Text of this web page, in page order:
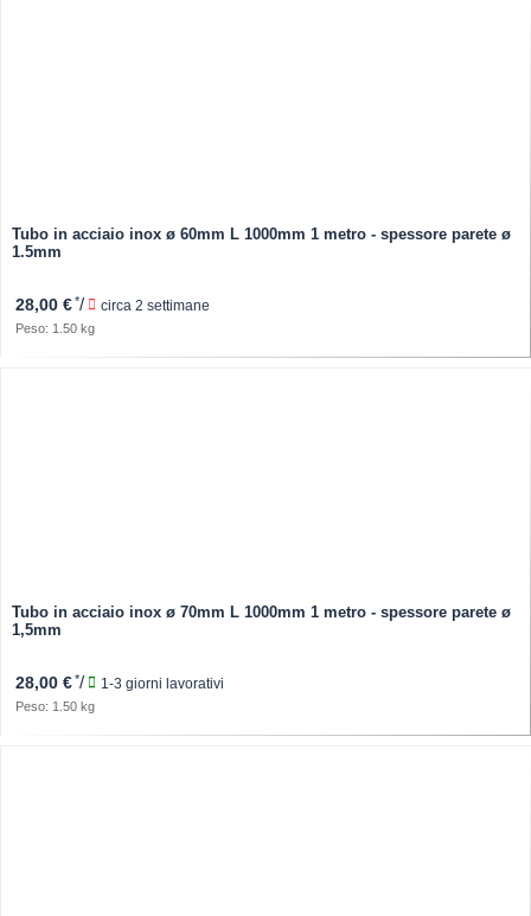
Tubo in acciaio inox ø 60mm L 1000mm 1 metro - spessore parete ø
1.5mm
28,00 €*/ circa 2 settimane
Peso: 1.50 kg
Tubo in acciaio inox ø 70mm L 1000mm 1 metro - spessore parete ø
1,5mm
28,00 €*/ 1-3 giorni lavorativi
Peso: 1.50 kg